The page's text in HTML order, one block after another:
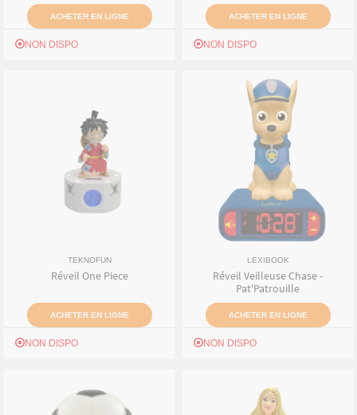
ACHETER EN LIGNE
NON DISPO
ACHETER EN LIGNE
NON DISPO
TEKNOFUN
Réveil One Piece
ACHETER EN LIGNE
NON DISPO
LEXIBOOK
Réveil Veilleuse Chase -
Pat'Patrouille
ACHETER EN LIGNE
NON DISPO